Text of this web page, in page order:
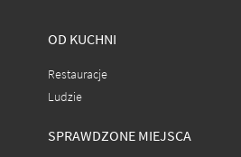
OD KUCHNI
Restauracje
Ludzie
SPRAWDZONE MIEJSCA